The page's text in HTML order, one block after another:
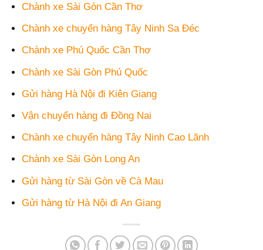
Chành xe Sài Gòn Cần Thơ
Chành xe chuyển hàng Tây Ninh Sa Đéc
Chành xe Phú Quốc Cần Thơ
Chành xe Sài Gòn Phú Quốc
Gửi hàng Hà Nội đi Kiên Giang
Vận chuyển hàng đi Đồng Nai
Chành xe chuyển hàng Tây Ninh Cao Lãnh
Chành xe Sài Gòn Long An
Gửi hàng từ Sài Gòn về Cà Mau
Gửi hàng từ Hà Nội đi An Giang